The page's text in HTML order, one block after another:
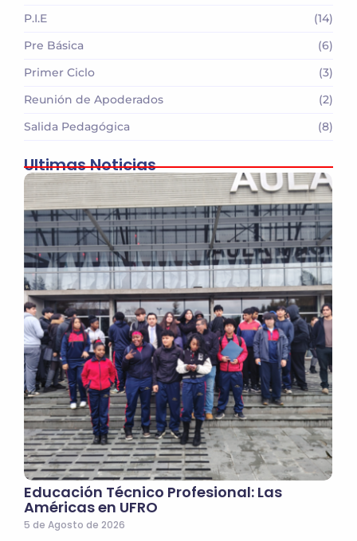
P.I.E
(14)
Pre Básica
(6)
Primer Ciclo
(3)
Reunión de Apoderados
(2)
Salida Pedagógica
(8)
Ultimas Noticias
Educación Técnico Profesional: Las
Américas en UFRO
5 de Agosto de 2026